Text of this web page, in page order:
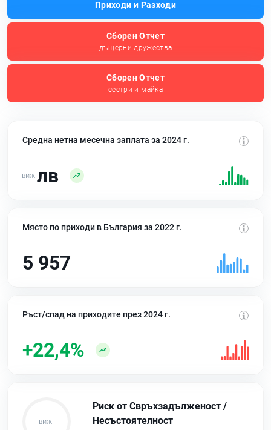
Приходи и Разходи
Сборен Отчет
дъщерни дружества
Сборен Отчет
сестри и майка
Средна нетна месечна заплата за 2024 г.
лв
Място по приходи в България за 2022 г.
5 957
Ръст/спад на приходите през 2024 г.
+22,4%
Риск от Свръхзадълженост /
Несъстоятелност